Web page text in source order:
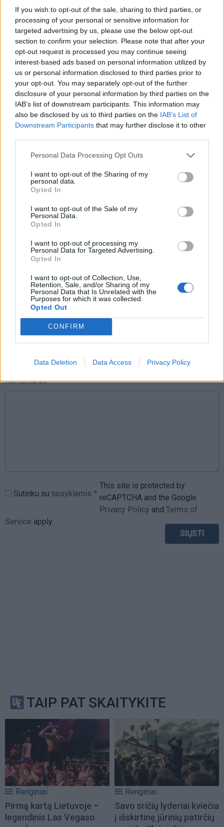
If you wish to opt-out of the sale, sharing to third parties, or
processing of your personal or sensitive information for
targeted advertising by us, please use the below opt-out
section to confirm your selection. Please note that after your
opt-out request is processed you may continue seeing
interest-based ads based on personal information utilized by
us or personal information disclosed to third parties prior to
your opt-out. You may separately opt-out of the further
disclosure of your personal information by third parties on the
IAB’s list of downstream participants. This information may
also be disclosed by us to third parties on the IAB’s List of
Downstream Participants that may further disclose it to other
Personal Data Processing Opt Outs
I want to opt-out of the Sharing of my
personal data.
Opted In
I want to opt-out of the Sale of my
Personal Data.
Opted In
I want to opt-out of processing my
Personal Data for Targeted Advertising.
Opted In
I want to opt-out of Collection, Use,
Retention, Sale, and/or Sharing of my
Personal Data that Is Unrelated with the
Purposes for which it was collected.
Opted Out
CONFIRM
Data Deletion Data Access Privacy Policy
Šiuo metu skaitomiausi
„Chrome“ gudrybė, apie kurią žino
nedaugelis: daugiau jokių įkyrių
langų
Dienos horoskopas 12 Zodiako
ženklų: gali sugrįžti sena galimybė
bus naudojamas kuriant „dirbtinę
Raktažodžiai
Komentarai
Rašyti komentarą
Jūsų vardas
Komentaras
Sutinku su taisyklėmis
This site is protected by
reCAPTCHA and the Google
Privacy Policy and Terms of
Service apply.
TAIP PAT SKAITYKITE
Renginiai
Pirmą kartą Lietuvoje –
legendinis Las Vegaso
Renginiai
Savo sričių lyderiai kviečia
į išskirtinę jūrinių patirčių